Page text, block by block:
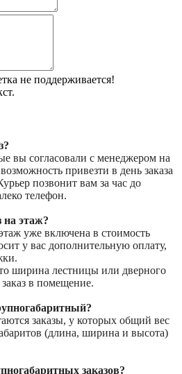
не поддерживается!
вы согласовали с менеджером на
привезти в день заказа
позвонит вам за час до
телефон.
на этаж?
уже включена в стоимость
у вас дополнительную оплату,
ширина лестницы или дверного
в помещение.
заказы, у которых общий вес
(длина, ширина и высота)
заказов?